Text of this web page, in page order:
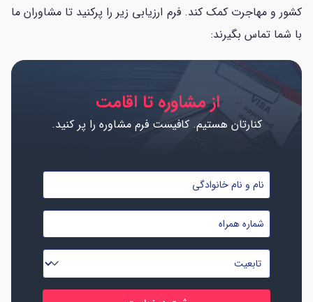
کشور و مهاجرت کمک کند. فرم ارزیابی زیر را پرکنید تا مشاوران ما
با شما تماس بگیرند:
از مشاوره تا اقامت
کنارتان هستیم. کافیست فرم مشاوره را پر کنید.
نام
و
نام
خانوادگی
شماره
موبایل
تابعیت
*